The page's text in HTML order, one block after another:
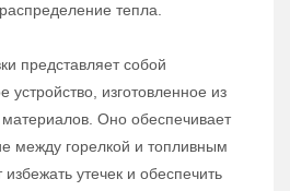
тепла.
представляет собой
устройство, изготовленное из
материалов. Оно обеспечивает
между горелкой и топливным
утечек и обеспечить